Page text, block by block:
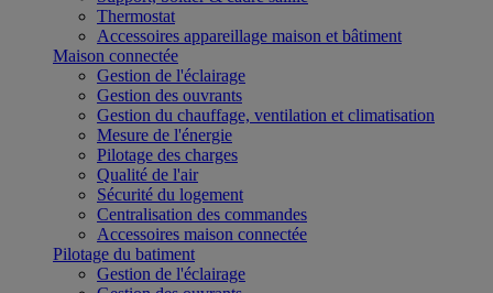
Thermostat
Accessoires appareillage maison et bâtiment
Maison connectée
Gestion de l'éclairage
Gestion des ouvrants
Gestion du chauffage, ventilation et climatisation
Mesure de l'énergie
Pilotage des charges
Qualité de l'air
Sécurité du logement
Centralisation des commandes
Accessoires maison connectée
Pilotage du batiment
Gestion de l'éclairage